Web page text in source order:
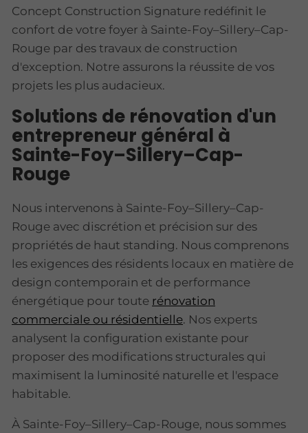
Concept Construction Signature redéfinit le
confort de votre foyer à Sainte-Foy–Sillery–Cap-
Rouge par des travaux de construction
d'exception. Notre assurons la réussite de vos
projets les plus audacieux.
Solutions de rénovation d'un
entrepreneur général à
Sainte-Foy–Sillery–Cap-
Rouge
Nous intervenons à Sainte-Foy–Sillery–Cap-
Rouge avec discrétion et précision sur des
propriétés de haut standing. Nous comprenons
les exigences des résidents locaux en matière de
design contemporain et de performance
énergétique pour toute rénovation
commerciale ou résidentielle. Nos experts
analysent la configuration existante pour
proposer des modifications structurales qui
maximisent la luminosité naturelle et l'espace
habitable.
À Sainte-Foy–Sillery–Cap-Rouge, nous sommes